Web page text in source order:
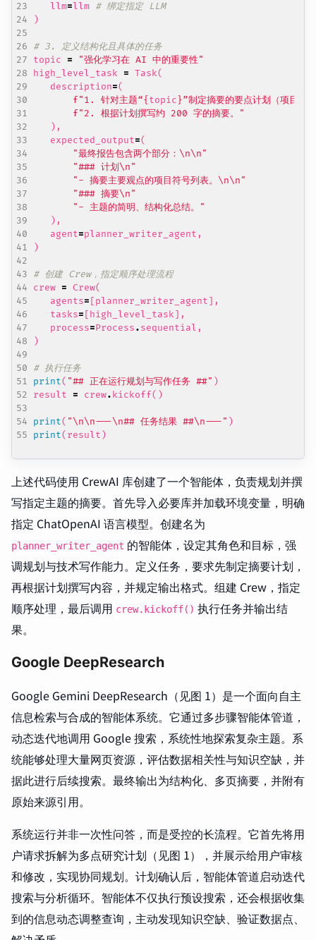
llm=llm # 绑定指定 LLM
)
# 3. 定义结构化且具体的任务
topic
=
"强化学习在 AI 中的重要性"
high_level_task
= Task(
description=(
f"1. 针对主题“{ topic }”制定摘要的要点计划（项目符
f"2. 根据计划撰写约 200 字的摘要。"
),
expected_output=(
"最终报告包含两个部分： \n\n"
"### 计划\n"
"- 摘要主要观点的项目符号列表。 \n\n"
"### 摘要\n"
"- 主题的简明、结构化总结。"
),
agent=planner_writer_agent ,
)
# 创建 Crew，指定顺序处理流程
crew = Crew(
agents= [planner_writer_agent],
tasks= [high_level_task],
process=Process.sequential ,
)
# 执行任务
print( "## 正在运行规划与写作任务 ##" )
result
= crew.kickoff()
print( "\n\n---\n## 任务结果 ##\n---" )
print( result )
上述代码使用 CrewAI 库创建了一个智能体，负责规划并撰
写指定主题的摘要。首先导入必要库并加载环境变量，明确
指定 ChatOpenAI 语言模型。创建名为
planner_writer_agent 的智能体，设定其角色和目标，强
调规划与技术写作能力。定义任务，要求先制定摘要计划，
再根据计划撰写内容，并规定输出格式。组建 Crew，指定
顺序处理，最后调用 crew.kickoff() 执行任务并输出结
果。
Google DeepResearch
Google Gemini DeepResearch（见图 1）是一个面向自主
信息检索与合成的智能体系统。它通过多步骤智能体管道，
动态迭代地调用 Google 搜索，系统性地探索复杂主题。系
统能够处理大量网页资源，评估数据相关性与知识空缺，并
据此进行后续搜索。最终输出为结构化、多页摘要，并附有
原始来源引用。
系统运行并非一次性问答，而是受控的长流程。它首先将用
户请求拆解为多点研究计划（见图 1），并展示给用户审核
和修改，实现协同规划。计划确认后，智能体管道启动迭代
搜索与分析循环。智能体不仅执行预设搜索，还会根据收集
到的信息动态调整查询，主动发现知识空缺、验证数据点、